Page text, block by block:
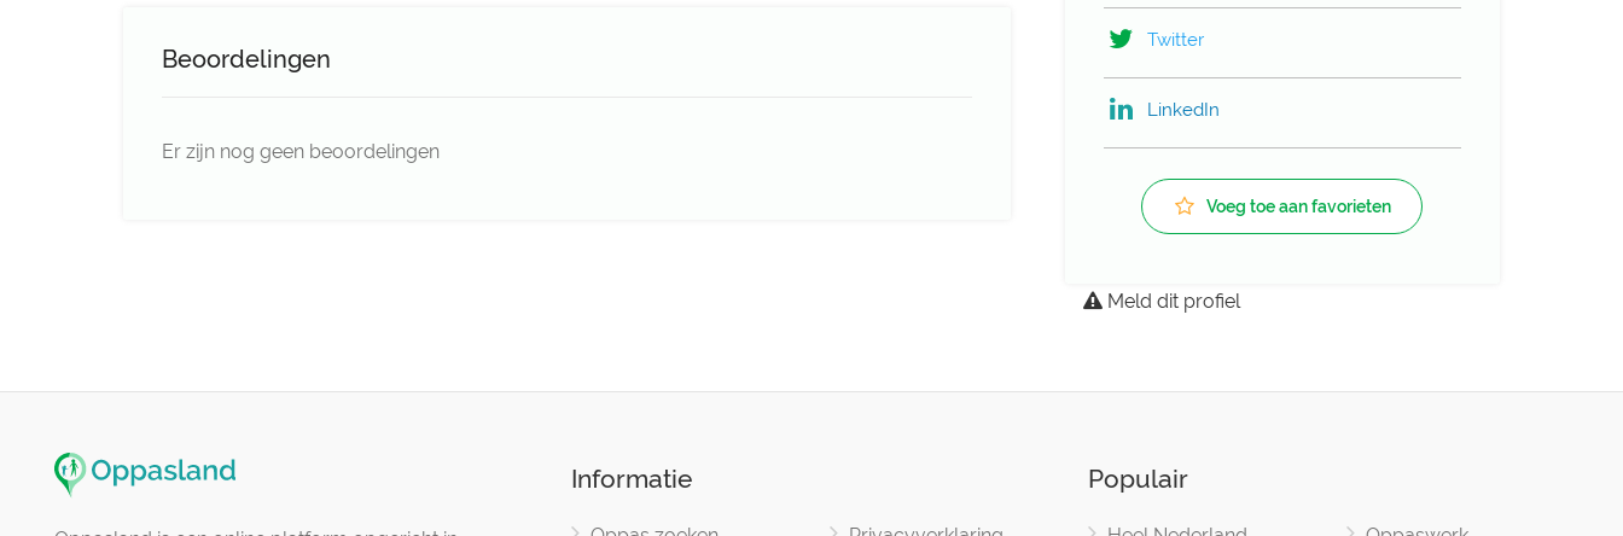
Twitter
LinkedIn
Voeg toe aan favorieten
Meld dit profiel
Beoordelingen
Er zijn nog geen beoordelingen
Informatie Populair